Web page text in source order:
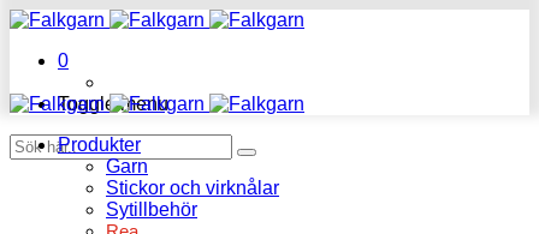
0
Toggle menu
Produkter
Garn
Stickor och virknålar
Sytillbehör